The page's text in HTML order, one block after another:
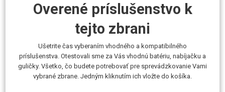
Avšak replika je kompatibilný aj so značkami Cyma, TopArms..apod.
Vhodným strelivom, vzhľadom k tomuto výkonu, sú guličky s
Overené príslušenstvo k
tejto zbrani
Ušetrite čas vyberaním vhodného a kompatibilného
príslušenstva. Otestovali sme za Vás vhodnú batériu, nabíjačku a
guličky. Všetko, čo budete potrebovať pre sprevádzkovanie Vami
vybrané zbrane. Jedným kliknutím ich vložte do košíka.